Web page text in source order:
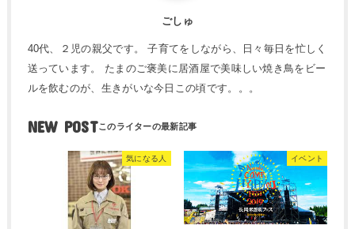
ごしゅ
40代、２児の親父です。 子育てをしながら、日々毎日を忙しく
送っています。 たまのご褒美に居酒屋で美味しい焼き鳥をビー
ルを飲むのが、生きがいな今日この頃です。。。
NEW POST
気になる人 イベント